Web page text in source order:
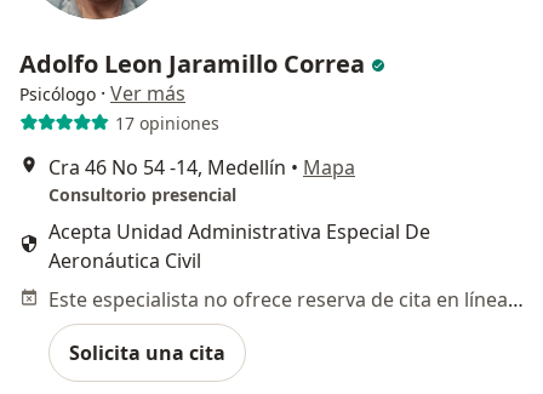
Adolfo Leon Jaramillo Correa
Psicólogo · Ver más
17 opiniones
Cra 46 No 54 -14, Medellín • Mapa
Consultorio presencial
Acepta Unidad Administrativa Especial De
Aeronáutica Civil
Este especialista no ofrece reserva de cita en línea en esta dirección.
Solicita una cita